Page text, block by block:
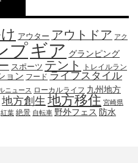
アウター アウトドア アク
プギア グランピング
スポーツ テント
トレイルラン
ョン フード ライフスタイル
ニュース ローカルライフ 九州地方
地方創生 地方移住 宮崎県
紅葉 絶景 自転車 野外フェス 防水